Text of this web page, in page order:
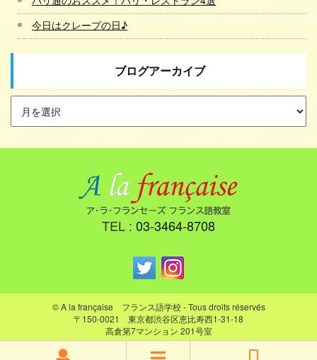
今日はクレープの日♪
ブログアーカイブ
TEL : 03-3464-8708
© A la française フランス語学校 - Tous droits réservés
〒150-0021 東京都渋谷区恵比寿西1-31-18
高倉第7マンション 201号室